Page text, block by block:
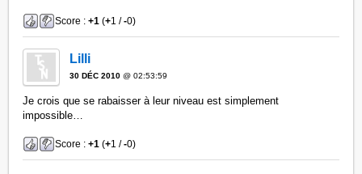
Score :+1 (+1 /-0)
Lilli
30 DÉC 2010 @ 02:53:59
Je crois que se rabaisser à leur niveau est simplement
impossible…
Score :+1 (+1 /-0)